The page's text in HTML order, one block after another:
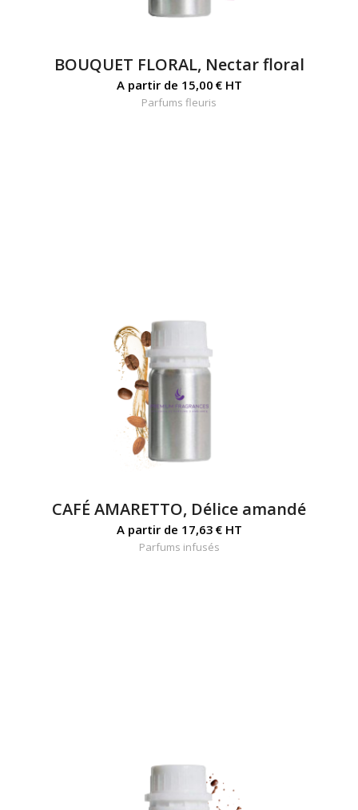
BOUQUET FLORAL, Nectar floral
A partir de 15,00 €HT
Parfums fleuris
CAFÉ AMARETTO, Délice amandé
A partir de 17,63 €HT
Parfums infusés